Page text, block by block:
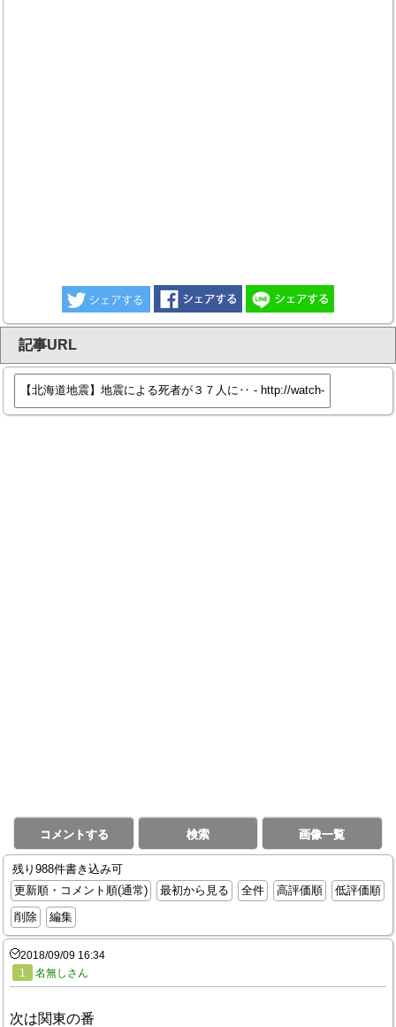
記事URL
コメントする 検索 画像一覧
残り988件書き込み可
更新順・コメント順(通常)
最初から見る 全件 高評価順
低評価順
削除
編集
2018/09/09 16:34
1
名無しさん
次は関東の番